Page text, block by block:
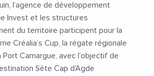
l’agence de développement
Invest et les structures
du territoire participent pour la
Créalia’s Cup, la régate régionale
Port Camargue, avec l’objectif de
Sète Cap d’Agde